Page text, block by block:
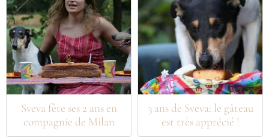
Sveva fête ses 2 ans en
compagnie de Milan
3 ans de Sveva: le gâteau
est très apprécié !